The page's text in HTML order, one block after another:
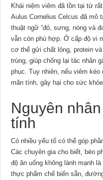
Khái niệm viêm đã tồn tại từ
Aulus Cornelius Celcus đã mô
thuật ngữ “đỏ, sưng, nóng và
vẫn còn phù hợp. Ở cấp độ vi
cơ thể gửi chất lỏng, protein
trùng, giúp chống lại tác nhân
phục. Tuy nhiên, nếu viêm
mãn tính, gây hại cho sức khỏe.
Nguyên
tính
Có nhiều yếu tố có thể góp
Các chuyên gia cho biết, béo
độ ăn uống không lành mạnh
thực phẩm chế biến sẵn,